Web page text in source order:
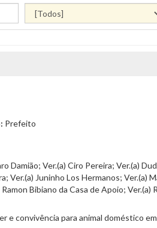
Prefeito
Damião; Ver.(a) Ciro Pereira; Ver.(a)
Ver.(a) Juninho Los Hermanos;
Bibiano da Casa de Apoio;
e convivência para animal doméstico